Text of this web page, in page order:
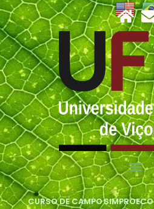
CURSO DE CAMPOSIMPROECO